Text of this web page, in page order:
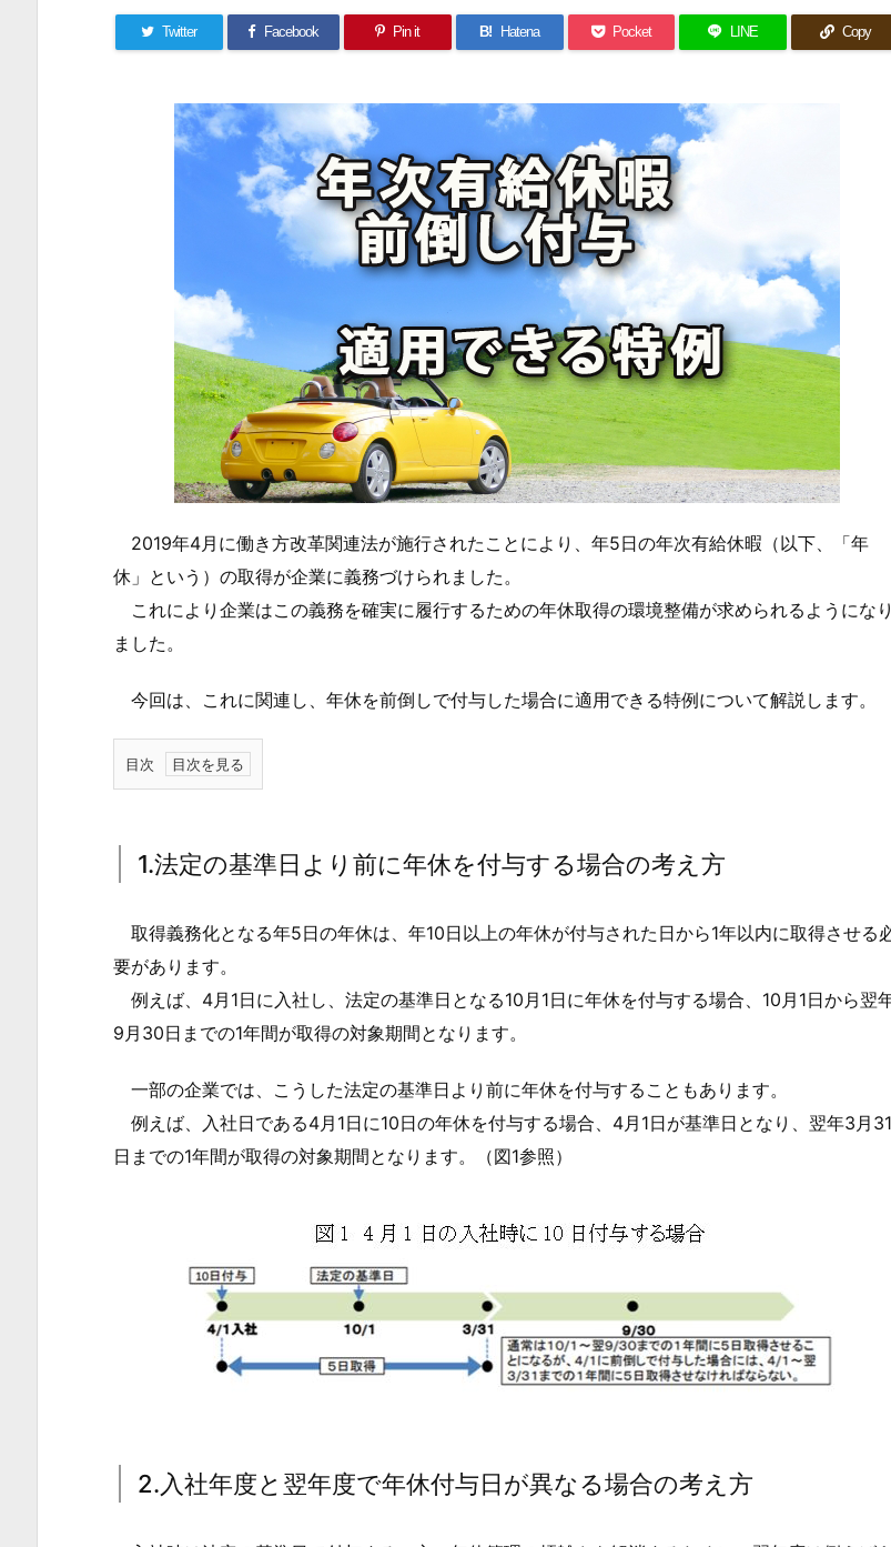
Twitter Facebook Pin it B! Hatena Pocket LINE Copy
2019年4月に働き方改革関連法が施行されたことにより、年5日の年次有給休暇（以下、「年
休」という）の取得が企業に義務づけられました。
これにより企業はこの義務を確実に履行するための年休取得の環境整備が求められるようになり
ました。
今回は、これに関連し、年休を前倒しで付与した場合に適用できる特例について解説します。
目次
1.
法
準
日
よ
に
年
考
方
1.法定の基準日より前に年休を付与する場合の考え方
取得義務化となる年5日の年休は、年10日以上の年休が付与された日から1年以内に取得させる
要があります。
例えば、4月1日に入社し、法定の基準日となる10月1日に年休を付与する場合、10月1日から翌
9月30日までの1年間が取得の対象期間となります。
一部の企業では、こうした法定の基準日より前に年休を付与することもあります。
例えば、入社日である4月1日に10日の年休を付与する場合、4月1日が基準日となり、翌年3月31
日までの1年間が取得の対象期間となります。（図1参照）
2.入社年度と翌年度で年休付与日が異なる場合の考え方